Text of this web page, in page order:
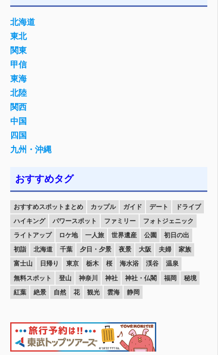
北海道
東北
関東
甲信
東海
北陸
関西
中国
四国
九州・沖縄
おすすめタグ
おすすめスポットまとめ カップル ガイド デート
ドライブ
ハイキング
パワースポット ファミリー
フォトジェニック
ライトアップ
ロケ地 一人旅 世界遺産 公園
初日の出
初詣
北海道 千葉 夕日・夕景 夜景 大阪 夫婦
家族
富士山
日帰り 東京 栃木 桜 海水浴 渓谷
温泉
無料スポット
登山 神奈川 神社 神社・仏閣 福岡
秘境
紅葉
絶景 自然 花 観光 雲海 静岡